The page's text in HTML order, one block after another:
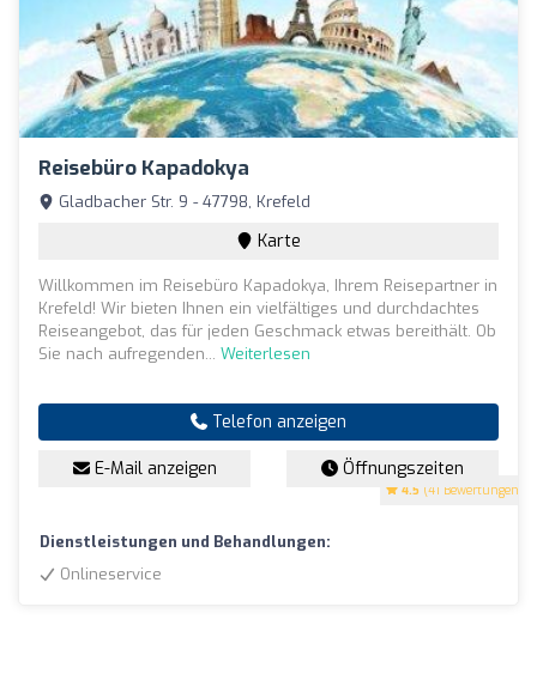
Reisebüro Kapadokya
4.5 (41 Bewertungen)
Gladbacher Str. 9 - 47798, Krefeld
Karte
Willkommen im Reisebüro Kapadokya, Ihrem Reisepartner in
Krefeld! Wir bieten Ihnen ein vielfältiges und durchdachtes
Reiseangebot, das für jeden Geschmack etwas bereithält. Ob
Sie nach aufregenden... Weiterlesen
Telefon anzeigen
E-Mail anzeigen Öffnungszeiten
Dienstleistungen und Behandlungen:
Onlineservice